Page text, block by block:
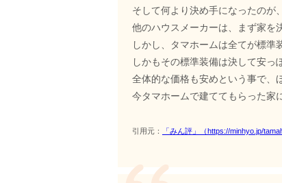
そして何より決め手になったのが
他のハウスメーカーは、まず家を
しかし、タマホームは全てが標準
しかもその標準装備は決して安っ
全体的な価格も安めという事で、
今タマホームで建ててもらった家
引用元： 「みん評」（https://minhyo.jp/